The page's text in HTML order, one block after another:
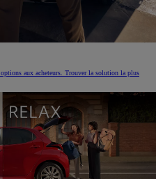
aux acheteurs. Trouver la solution la plus